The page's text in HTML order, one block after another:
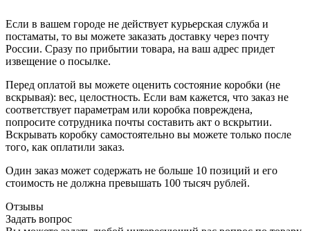
Если в вашем городе не действует курьерская служба и
постаматы, то вы можете заказать доставку через почту
России. Сразу по прибытии товара, на ваш адрес придет
извещение о посылке.
Перед оплатой вы можете оценить состояние коробки (не
вскрывая): вес, целостность. Если вам кажется, что заказ не
соответствует параметрам или коробка повреждена,
попросите сотрудника почты составить акт о вскрытии.
Вскрывать коробку самостоятельно вы можете только после
того, как оплатили заказ.
Один заказ может содержать не больше 10 позиций и его
стоимость не должна превышать 100 тысяч рублей.
Отзывы
Задать вопрос